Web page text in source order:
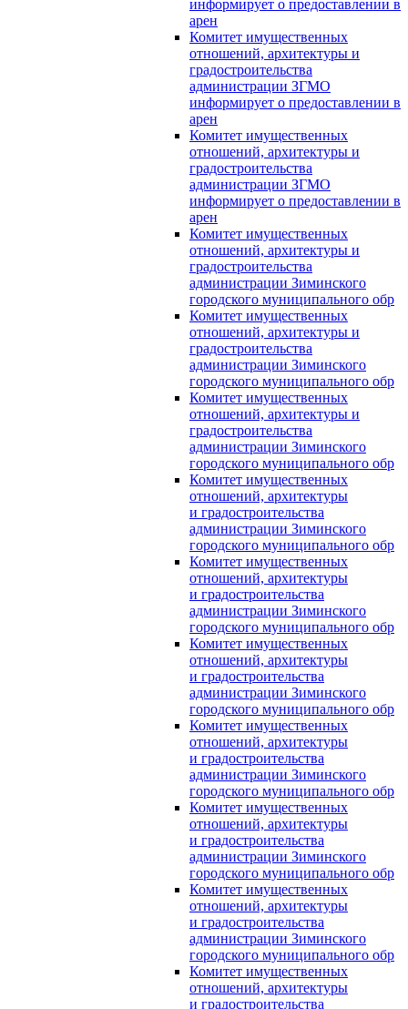
информирует о предоставлении в
арен
Комитет имущественных
отношений, архитектуры и
градостроительства
администрации ЗГМО
информирует о предоставлении в
арен
Комитет имущественных
отношений, архитектуры и
градостроительства
администрации ЗГМО
информирует о предоставлении в
арен
Комитет имущественных
отношений, архитектуры и
градостроительства
администрации Зиминского
городского муниципального обр
Комитет имущественных
отношений, архитектуры и
градостроительства
администрации Зиминского
городского муниципального обр
Комитет имущественных
отношений, архитектуры и
градостроительства
администрации Зиминского
городского муниципального обр
Комитет имущественных
отношений, архитектуры
и градостроительства
администрации Зиминского
городского муниципального обр
Комитет имущественных
отношений, архитектуры
и градостроительства
администрации Зиминского
городского муниципального обр
Комитет имущественных
отношений, архитектуры
и градостроительства
администрации Зиминского
городского муниципального обр
Комитет имущественных
отношений, архитектуры
и градостроительства
администрации Зиминского
городского муниципального обр
Комитет имущественных
отношений, архитектуры
и градостроительства
администрации Зиминского
городского муниципального обр
Комитет имущественных
отношений, архитектуры
и градостроительства
администрации Зиминского
городского муниципального обр
Комитет имущественных
отношений, архитектуры
и градостроительства